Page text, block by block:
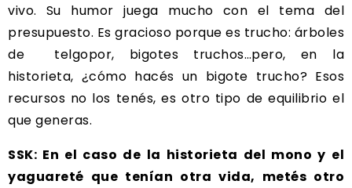
vivo. Su humor juega mucho con el tema del
presupuesto. Es gracioso porque es trucho: árboles
de telgopor, bigotes truchos…pero, en la
historieta, ¿cómo hacés un bigote trucho? Esos
recursos no los tenés, es otro tipo de equilibrio el
que generas.
SSK: En el caso de la historieta del mono y el
yaguareté que tenían otra vida, metés otro